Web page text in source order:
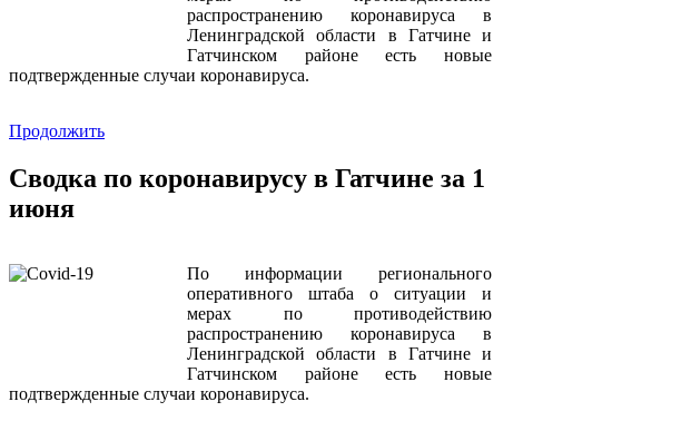
распространению коронавируса в
Ленинградской области в Гатчине и
Гатчинском районе есть новые
подтвержденные случаи коронавируса.
Продолжить
Сводка по коронавирусу в Гатчине за 1
июня
По информации регионального
оперативного штаба о ситуации и
мерах по противодействию
распространению коронавируса в
Ленинградской области в Гатчине и
Гатчинском районе есть новые
подтвержденные случаи коронавируса.